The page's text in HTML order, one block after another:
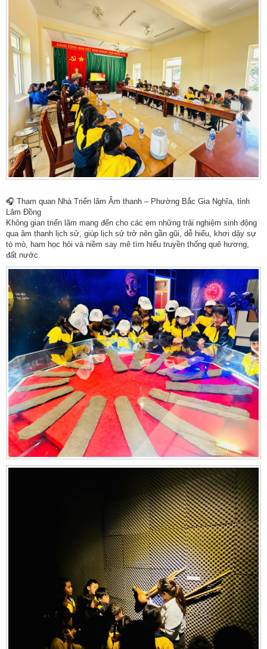
🎧 Tham quan Nhà Triển lãm Âm thanh – Phường Bắc Gia Nghĩa, tỉnh
Lâm Đồng
Không gian triển lãm mang đến cho các em những trải nghiệm sinh động
qua âm thanh lịch sử, giúp lịch sử trở nên gần gũi, dễ hiểu, khơi dậy sự
tò mò, ham học hỏi và niềm say mê tìm hiểu truyền thống quê hương,
đất nước.